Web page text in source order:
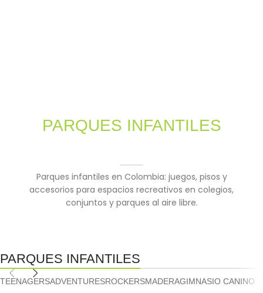
PARQUES INFANTILES
Parques infantiles en Colombia: juegos, pisos y
accesorios para espacios recreativos en colegios,
conjuntos y parques al aire libre.
PARQUES INFANTILES
TEENAGERSADVENTURESROCKERSMADERAGIMNASIO CANINO